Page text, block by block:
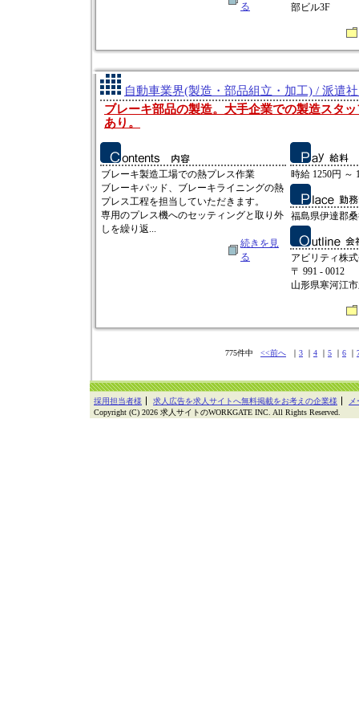
る
部ビル3F
自動車業界(製造・部品組立・加工) / 派遣
ブレーキ部品の製造。大手企業での製造スタ
あり。
ブレーキ製造工場での熱プレス作業
ブレーキパッド、ブレーキライニングの熱
プレス工程を担当していただきます。
専用のプレス機へのセッティングと取り外
しを繰り返...
続きを見
る
時給 1250円 ～
福島県伊達郡
アビリティ株
〒 991 - 0012
山形県寒河江
775件中 <<前へ ｜ 3 ｜ 4 ｜ 5 ｜ 6 ｜
採用担当者様 求人広告を求人サイトへ無料掲載をお考えの企業様
Copyright (C) 2026 求人サイトのWORKGATE INC. All Rights Reserved.